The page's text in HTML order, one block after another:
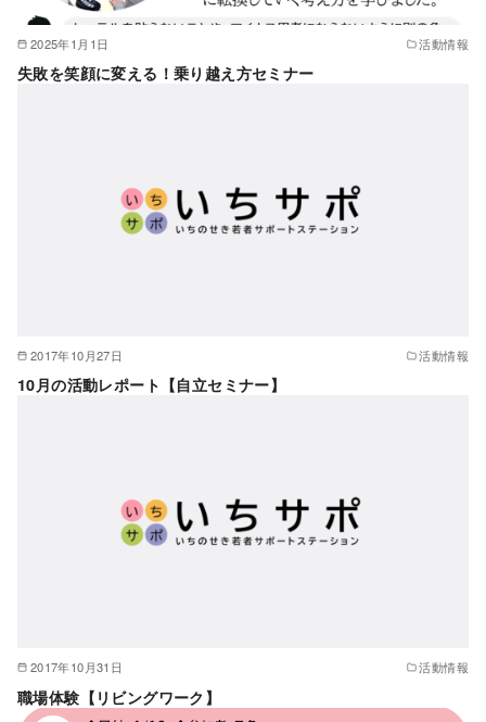
2025年1月1日 活動情報
失敗を笑顔に変える！乗り越え方セミナー
2017年10月27日 活動情報
10月の活動レポート【自立セミナー】
2017年10月31日 活動情報
職場体験【リビングワーク】